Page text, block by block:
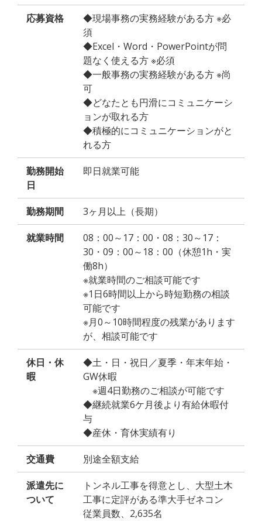
応募資格
◆現場事務の実務経験がある方 ※必
須
◆Excel・Word・PowerPointが問
題なく使える方 ※必須
◆一般事務の実務経験がある方 ※尚
可
◆どなたとも円滑にコミュニケーシ
ョンが取れる方
◆積極的にコミュニケーションがと
れる方
勤務開始
日
即日就業可能
勤務期間 3ヶ月以上（長期）
就業時間
08：00～17：00・08：30～17：
30・09：00～18：00（休憩1h・実
働8h）
※就業時間のご相談可能です
※1日6時間以上から時短勤務の相談
可能です
※月0～10時間程度の残業があります
が、相談可能です
休日・休
暇
◆土・日・祝日／夏季・年末年始・
GW休暇
※週4日勤務のご相談が可能です
◆継続就業6ケ月後より有給休暇付
与
◆産休・育休実績有り
交通費 別途全額支給
派遣先に
ついて
トンネル工事を得意とし、大型土木
工事に定評がある準大手ゼネコン
従業員数、2,635名